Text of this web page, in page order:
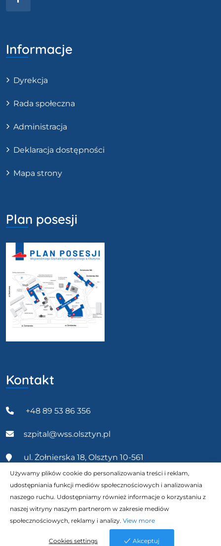
Informacje
Dyrekcja
Rada społeczna
Administracja
Deklaracja dostępności
Mapa strony
Plan posesji
Kontakt
+48 89 53 86 356
szpital@wss.olsztyn.pl
ul. Żołnierska 18, Olsztyn 10-561
Wszystkie prawa zastrzeżone 2023 © Wojewódzki
Szpital Specjalistyczny w Olsztynie. | Realizacja
NETTOM
Używamy plików cookie do personalizowania treści i reklam,
udostępniania funkcji mediów społecznościowych i analizowania
naszego ruchu. Udostępniamy również informacje o korzystaniu z
naszej witryny naszym partnerom w zakresie mediów
społecznościowych, reklamy i analizy. View more
Cookies settings Akceptuj